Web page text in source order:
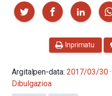
Partekatu
Inprimatu
Argitalpen-data: 2017/03/30
Dibulgazioa